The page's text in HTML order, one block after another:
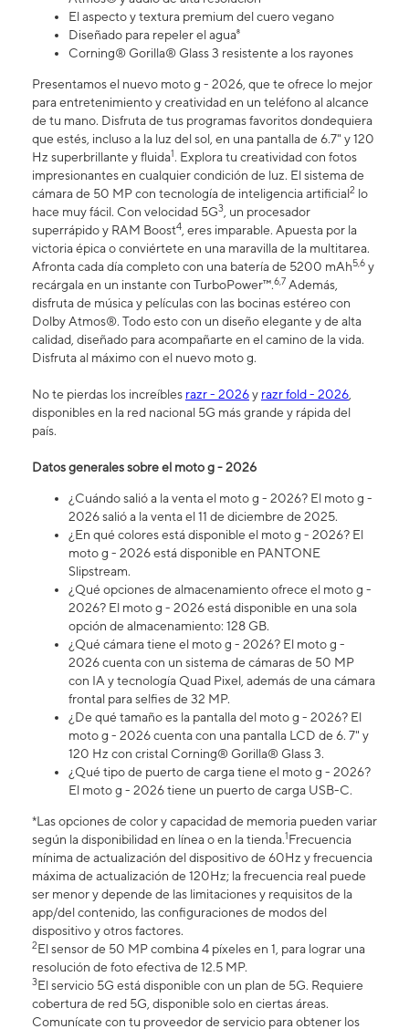
El aspecto y textura premium del cuero vegano
Diseñado para repeler el agua⁸
Corning® Gorilla® Glass 3 resistente a los rayones
Presentamos el nuevo moto g - 2026, que te ofrece lo mejor
para entretenimiento y creatividad en un teléfono al alcance
de tu mano. Disfruta de tus programas favoritos dondequiera
que estés, incluso a la luz del sol, en una pantalla de 6.7" y 120
Hz superbrillante y fluida1. Explora tu creatividad con fotos
impresionantes en cualquier condición de luz. El sistema de
cámara de 50 MP con tecnología de inteligencia artificial2 lo
hace muy fácil. Con velocidad 5G3, un procesador
superrápido y RAM Boost4, eres imparable. Apuesta por la
victoria épica o conviértete en una maravilla de la multitarea.
Afronta cada día completo con una batería de 5200 mAh5,6 y
recárgala en un instante con TurboPower™.6,7 Además,
disfruta de música y películas con las bocinas estéreo con
Dolby Atmos®. Todo esto con un diseño elegante y de alta
calidad, diseñado para acompañarte en el camino de la vida.
Disfruta al máximo con el nuevo moto g.
No te pierdas los increíbles razr - 2026y razr fold - 2026,
disponibles en la red nacional 5G más grande y rápida del
país.
Datos generales sobre el moto g - 2026
¿Cuándo salió a la venta el moto g - 2026? El moto g -
2026 salió a la venta el 11 de diciembre de 2025.
¿En qué colores está disponible el moto g - 2026? El
moto g - 2026 está disponible en PANTONE
Slipstream.
¿Qué opciones de almacenamiento ofrece el moto g -
2026? El moto g - 2026 está disponible en una sola
opción de almacenamiento: 128 GB.
¿Qué cámara tiene el moto g - 2026? ​​​​​​​El moto g -
2026 cuenta con un sistema de cámaras de 50 MP
con IA y tecnología Quad Pixel, además de una cámara
frontal para selfies de 32 MP.
¿De qué tamaño es la pantalla del moto g - 2026? El
moto g - 2026 cuenta con una pantalla LCD de 6. 7" y
120 Hz con cristal Corning® Gorilla® Glass 3.
¿Qué tipo de puerto de carga tiene el moto g - 2026?
El moto g - 2026 tiene un puerto de carga USB-C.
*Las opciones de color y capacidad de memoria pueden variar
según la disponibilidad en línea o en la tienda.1Frecuencia
mínima de actualización del dispositivo de 60Hz y frecuencia
máxima de actualización de 120Hz; la frecuencia real puede
ser menor y depende de las limitaciones y requisitos de la
app/del contenido, las configuraciones de modos del
dispositivo y otros factores.
2El sensor de 50 MP combina 4 píxeles en 1, para lograr una
resolución de foto efectiva de 12.5 MP.
3El servicio 5G está disponible con un plan de 5G. Requiere
cobertura de red 5G, disponible solo en ciertas áreas.
Comunícate con tu proveedor de servicio para obtener los